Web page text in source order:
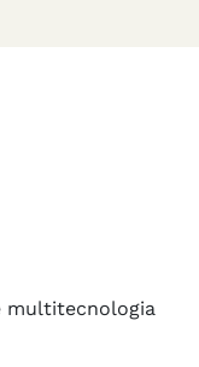
multitecnologia